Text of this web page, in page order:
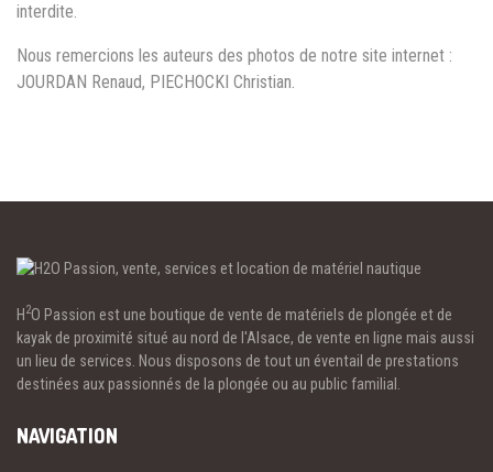
interdite.
Nous remercions les auteurs des photos de notre site internet :
JOURDAN Renaud, PIECHOCKI Christian.
H 2O Passion est une boutique de vente de matériels de plongée et de
kayak de proximité situé au nord de l'Alsace, de vente en ligne mais aussi
un lieu de services. Nous disposons de tout un éventail de prestations
destinées aux passionnés de la plongée ou au public familial.
NAVIGATION